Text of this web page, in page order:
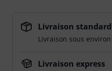
Livraison standard
Livraison sous
Livraison express